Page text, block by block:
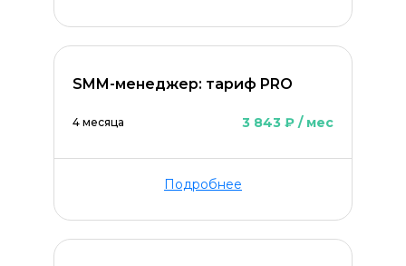
SMM-менеджер: тариф PRO
4 месяца 3 843 ₽ / мес
Подробнее